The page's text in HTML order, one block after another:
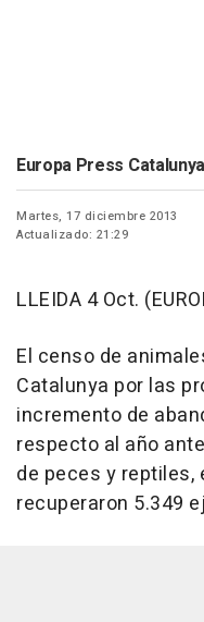
Europa Press Catalunya
Martes, 17 diciembre 2013
Actualizado: 21:29
LLEIDA 4 Oct.
El censo de
Catalunya por las
incremento de
respecto al año
de peces y reptiles,
recuperaron 5.349